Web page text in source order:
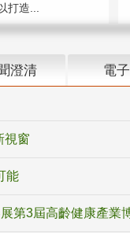
打造...
澄清 電
能
第3屆高齡健康產業